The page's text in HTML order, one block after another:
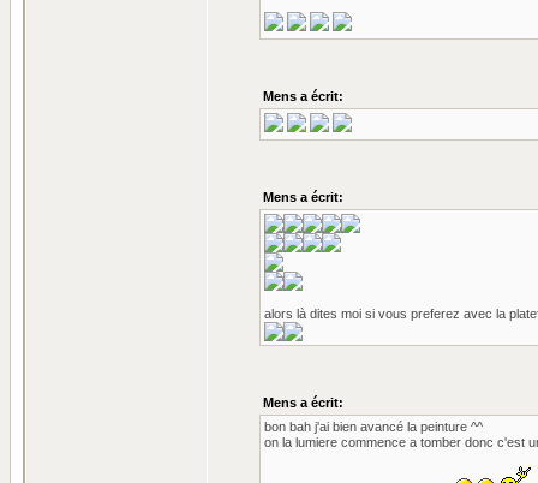
Mens a écrit:
Mens a écrit:
alors là dites moi si vous preferez avec la
Mens a écrit:
bon bah j'ai bien avancé la peinture ^^
on la lumiere commence a tomber donc c'est